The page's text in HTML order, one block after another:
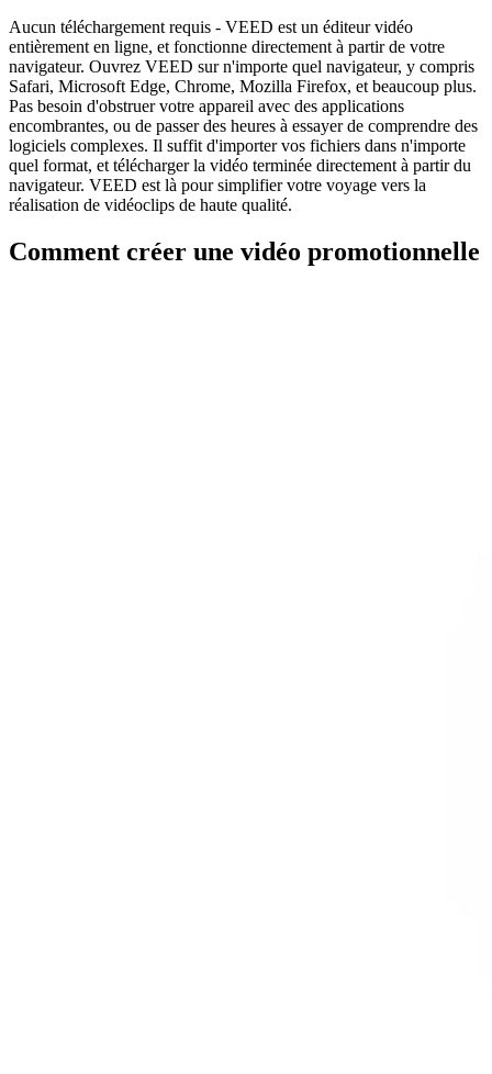
Aucun téléchargement requis - VEED est un éditeur vidéo
entièrement en ligne, et fonctionne directement à partir de votre
navigateur. Ouvrez VEED sur n'importe quel navigateur, y compris
Safari, Microsoft Edge, Chrome, Mozilla Firefox, et beaucoup plus.
Pas besoin d'obstruer votre appareil avec des applications
encombrantes, ou de passer des heures à essayer de comprendre des
logiciels complexes. Il suffit d'importer vos fichiers dans n'importe
quel format, et télécharger la vidéo terminée directement à partir du
navigateur. VEED est là pour simplifier votre voyage vers la
réalisation de vidéoclips de haute qualité.
Comment créer une vidéo promotionnelle